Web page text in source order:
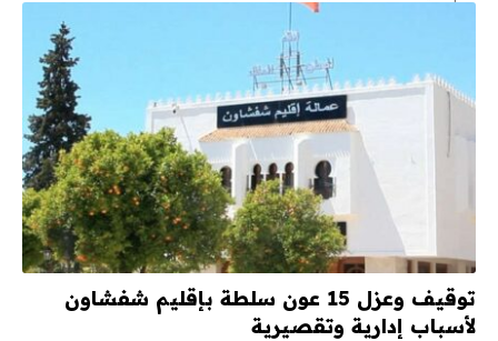
توقيف وعزل 15 عون سلطة بإقليم شفشاون
لأسباب إدارية وتقصيرية